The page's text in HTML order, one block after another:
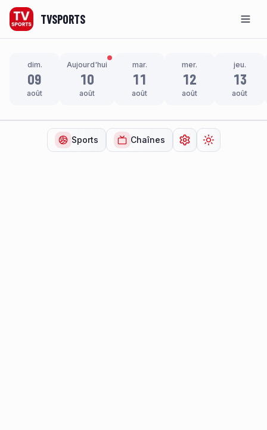
TVSPORTS
dim.
09
août
Aujourd'hui
10
août
mar.
11
août
mer.
12
août
jeu.
13
août
Sports Chaînes Ouvrir lesChanger de